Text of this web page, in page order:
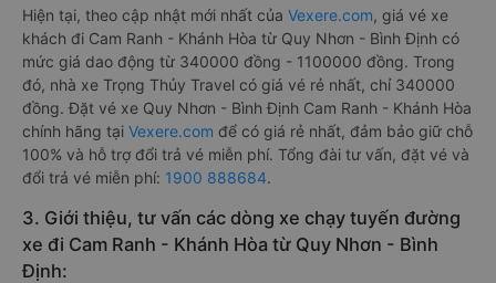
Hiện tại, theo cập nhật mới nhất của Vexere.com, giá vé xe
khách đi Cam Ranh - Khánh Hòa từ Quy Nhơn - Bình Định có
mức giá dao động từ 340000 đồng - 1100000 đồng. Trong
đó, nhà xe Trọng Thủy Travel có giá vé rẻ nhất, chỉ 340000
đồng. Đặt vé xe Quy Nhơn - Bình Định Cam Ranh - Khánh Hòa
chính hãng tại Vexere.com để có giá rẻ nhất, đảm bảo giữ chỗ
100% và hỗ trợ đổi trả vé miễn phí. Tổng đài tư vấn, đặt vé và
đổi trả vé miễn phí: 1900 888684.
3. Giới thiệu, tư vấn các dòng xe chạy tuyến đường
xe đi Cam Ranh - Khánh Hòa từ Quy Nhơn - Bình
Định: